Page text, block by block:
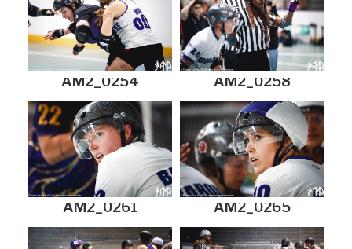
AM2_0254 AM2_0258
AM2_0261 AM2_0265